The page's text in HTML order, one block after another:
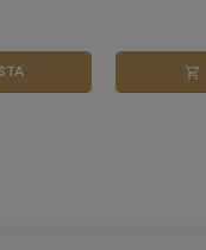
shopping_cart